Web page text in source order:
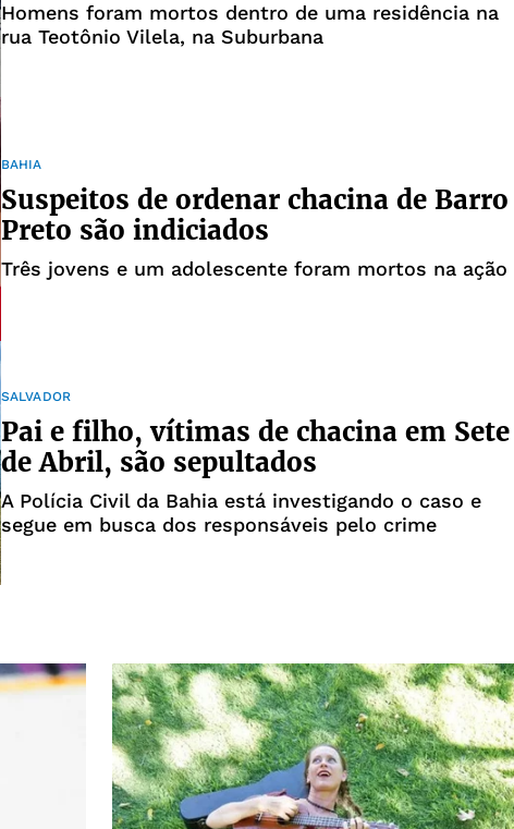
Homens foram mortos dentro de uma residência na
rua Teotônio Vilela, na Suburbana
BAHIA
Suspeitos de ordenar chacina de Barro
Preto são indiciados
Três jovens e um adolescente foram mortos na ação
SALVADOR
Pai e filho, vítimas de chacina em Sete
de Abril, são sepultados
A Polícia Civil da Bahia está investigando o caso e
segue em busca dos responsáveis pelo crime